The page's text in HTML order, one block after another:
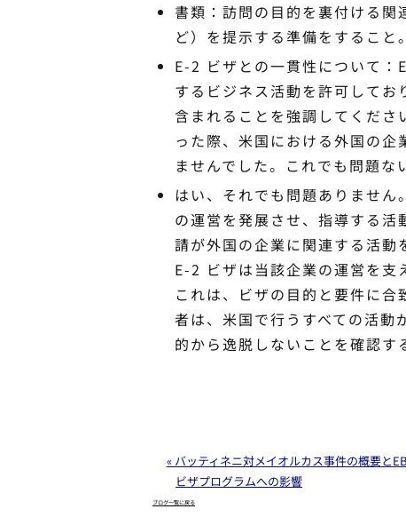
書類：訪問の目的を裏付ける
ど）を提示する準備をすること。
E-2 ビザとの一貫性について
するビジネス活動を許可して
含まれることを強調してくだ
った際、米国における外国の
ませんでした。これでも問題な
はい、それでも問題ありませ
の運営を発展させ、指導する活
請が外国の企業に関連する活動
E-2 ビザは当該企業の運営を支
これは、ビザの目的と要件に
者は、米国で行うすべての活
的から逸脱しないことを確認す
« バッティネニ対メイオルカス事件の概要と
ビザプログラムへの影響
ブログ一覧に戻る